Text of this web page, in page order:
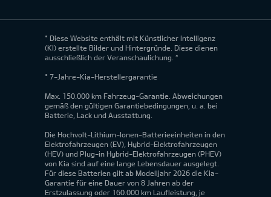
* Diese Website enthält mit Künstlicher Intelligenz
(KI) erstellte Bilder und Hintergründe. Diese dienen
ausschließlich der Veranschaulichung. *
* 7-Jahre-Kia-Herstellergarantie
Max. 150.000 km Fahrzeug-Garantie. Abweichungen
gemäß den gültigen Garantiebedingungen, u. a. bei
Batterie, Lack und Ausstattung.
Die Hochvolt-Lithium-Ionen-Batterieeinheiten in den
Elektrofahrzeugen (EV), Hybrid-Elektrofahrzeugen
(HEV) und Plug-in Hybrid-Elektrofahrzeugen (PHEV)
von Kia sind auf eine lange Lebensdauer ausgelegt.
Für diese Batterien gilt ab Modelljahr 2026 die Kia-
Garantie für eine Dauer von 8 Jahren ab der
Erstzulassung oder 160.000 km Laufleistung, je